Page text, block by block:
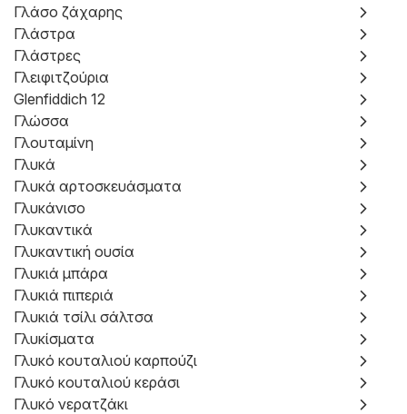
Γλάσο ζάχαρης
Γλάστρα
Γλάστρες
Γλειφιτζούρια
Glenfiddich 12
Γλώσσα
Γλουταμίνη
Γλυκά
Γλυκά αρτοσκευάσματα
Γλυκάνισο
Γλυκαντικά
Γλυκαντική ουσία
Γλυκιά μπάρα
Γλυκιά πιπεριά
Γλυκιά τσίλι σάλτσα
Γλυκίσματα
Γλυκό κουταλιού καρπούζι
Γλυκό κουταλιού κεράσι
Γλυκό νερατζάκι